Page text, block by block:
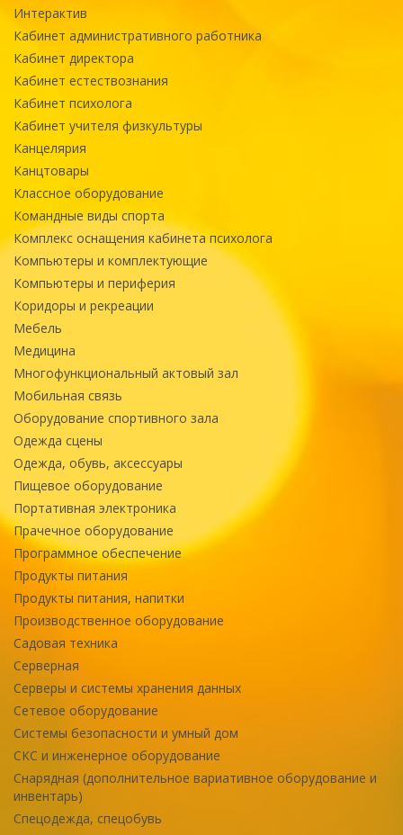
Интерактив
Кабинет административного работника
Кабинет директора
Кабинет естествознания
Кабинет психолога
Кабинет учителя физкультуры
Канцелярия
Канцтовары
Классное оборудование
Командные виды спорта
Комплекс оснащения кабинета психолога
Компьютеры и комплектующие
Компьютеры и периферия
Коридоры и рекреации
Мебель
Медицина
Многофункциональный актовый зал
Мобильная связь
Оборудование спортивного зала
Одежда сцены
Одежда, обувь, аксессуары
Пищевое оборудование
Портативная электроника
Прачечное оборудование
Программное обеспечение
Продукты питания
Продукты питания, напитки
Производственное оборудование
Садовая техника
Серверная
Серверы и системы хранения данных
Сетевое оборудование
Системы безопасности и умный дом
СКС и инженерное оборудование
Снарядная (дополнительное вариативное оборудование и
инвентарь)
Спецодежда, спецобувь